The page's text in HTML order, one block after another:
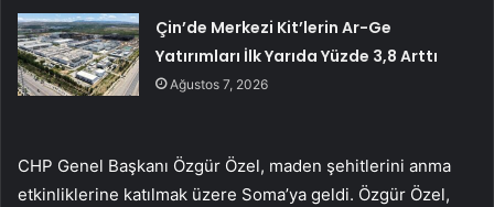
Çin’de Merkezi Kit’lerin Ar-Ge
Yatırımları İlk Yarıda Yüzde 3,8 Arttı
Ağustos 7, 2026
CHP Genel Başkanı Özgür Özel, maden şehitlerini anma
etkinliklerine katılmak üzere Soma’ya geldi. Özgür Özel,